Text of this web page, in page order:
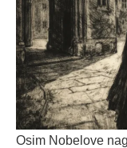
Osim Nobelove